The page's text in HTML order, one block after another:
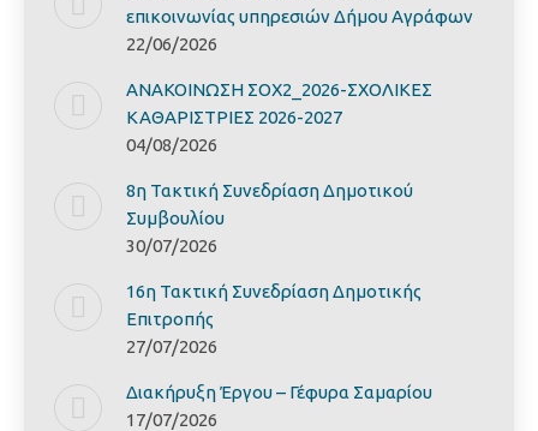
επικοινωνίας υπηρεσιών Δήμου Αγράφων
22/06/2026
ΑΝΑΚΟΙΝΩΣΗ ΣΟΧ2_2026-ΣΧΟΛΙΚΕΣ
ΚΑΘΑΡΙΣΤΡΙΕΣ 2026-2027
04/08/2026
8η Τακτική Συνεδρίαση Δημοτικού
Συμβουλίου
30/07/2026
16η Τακτική Συνεδρίαση Δημοτικής
Επιτροπής
27/07/2026
Διακήρυξη Έργoυ – Γέφυρα Σαμαρίoυ
17/07/2026